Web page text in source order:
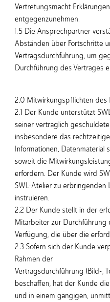
Vertretungsmacht
entgegenzunehmen.
1.5 Die Ansprechpartner
Abständen über Fortschritte
Vertragsdurchführung, um
Durchführung des Vertrages
2.0 Mitwirkungspflichten des
2.1 Der Kunde unterstützt
seiner vertraglich
insbesondere das
Informationen, Datenmaterial
soweit die
erfordern. Der Kunde wird
SWL-Atelier zu erbringenden
instruieren.
2.2 Der Kunde stellt in der
Mitarbeiter zur Durchführung
Verfügung, die über die
2.3 Sofern sich der Kunde
Rahmen der
Vertragsdurchführung (Bild-,
beschaffen, hat der Kunde
und in einem gängigen,